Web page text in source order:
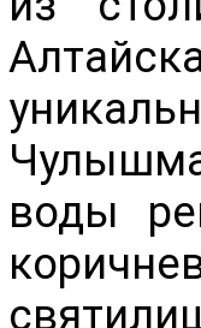
воды